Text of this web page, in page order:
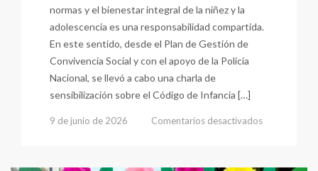
normas y el bienestar integral de la niñez y la
adolescencia es una responsabilidad compartida.
En este sentido, desde el Plan de Gestión de
Convivencia Social y con el apoyo de la Policía
Nacional, se llevó a cabo una charla de
sensibilización sobre el Código de Infancia […]
9 de junio de 2026 Comentarios desactivados